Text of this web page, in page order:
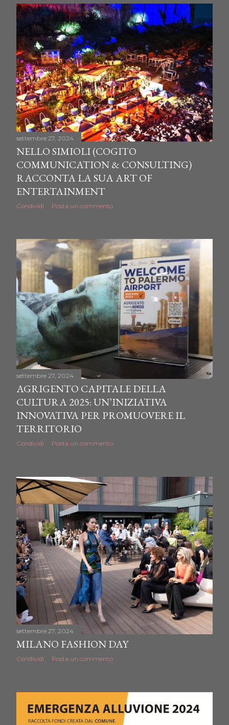
settembre 27, 2024
NELLO SIMIOLI (COGITO
COMMUNICATION & CONSULTING)
RACCONTA LA SUA ART OF
ENTERTAINMENT
Condividi Posta un commento
settembre 27, 2024
AGRIGENTO CAPITALE DELLA
CULTURA 2025: UN’INIZIATIVA
INNOVATIVA PER PROMUOVERE IL
TERRITORIO
Condividi Posta un commento
settembre 27, 2024
MILANO FASHION DAY
Condividi Posta un commento